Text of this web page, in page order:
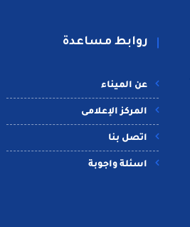
روابط مساعدة
عن الميناء
المركز الإعلامى
اتصل بنا
اسئلة واجوبة